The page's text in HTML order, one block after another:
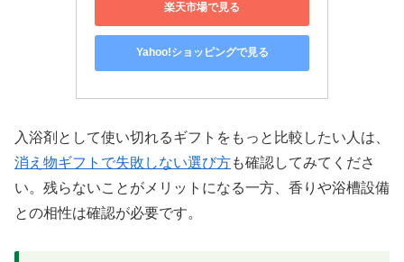
楽天市場で見る
Yahoo!ショッピングで見る
入浴剤として使い切れるギフトをもっと比較したい人は、
消え物ギフトで失敗しない選び方も確認してみてくださ
い。残らないことがメリットになる一方、香りや浴槽設備
との相性は確認が必要です。